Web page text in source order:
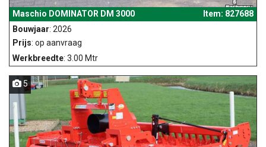
Maschio DOMINATOR DM 3000
Item: 827688
Bouwjaar: 2026
Prijs: op aanvraag
Werkbreedte: 3.00 Mtr
5